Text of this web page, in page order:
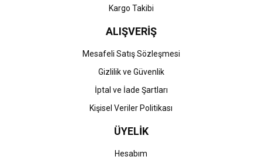
Kargo Takibi
ALIŞVERİŞ
Mesafeli Satış Sözleşmesi
Gizlilik ve Güvenlik
İptal ve İade Şartları
Kişisel Veriler Politikası
ÜYELİK
Hesabım